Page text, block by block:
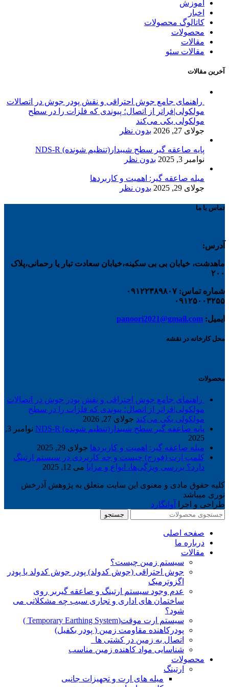
آموزش
اخبار
کاتالوگ محصولات
محصولات
مقالات
مقالات سئو
آخرین مقالات
راهنمای جامع جوش احتراقی و نقش پودر جوش در اتصالات
مولکولی|فراتر از اتصال؛ پیوندی که فلزات را در سطح
مولکولی یکی می‌کند
جولای 27, 2026
بدون نظر
پایه صاعقه گیر سطح شیبدار(تنظیم شونده) NDS-R
نوامبر 3, 2025
بدون نظر
میله صاعقه گیر: اهمیت و کاربردها
جولای 29, 2025
بدون نظر
تماس با ما
آدرس:
ماهدشت، خیابان بی بی سکینه،خیابان سعادت تبار یا رحمانی،پلاک
۲۰۰
شماره تماس: ۰۹۱۲۲۳۸۹۸۰۷
۰۹۱۲۵۰۰۳۲۵۵
ایمیل: panoori2021@gmail.com
محل کارخانه در نقشه
محصولات
راهنمای جامع جوش احتراقی و نقش پودر جوش در اتصالات
مولکولی|فراتر از اتصال؛ پیوندی که فلزات را در سطح
مولکولی یکی می‌کند جولای 27, 2026
پایه صاعقه گیر سطح شیبدار(تنظیم شونده) NDS-R
نوامبر 3,
2025
میله صاعقه گیر: اهمیت و کاربردها جولای 29, 2025
کلمپ ارت (فورج) چیست و چه کاربردی در سیستم ارتینگ
دارد؟ بررسی ویژگی‌ها، انواع و مزایا می 12, 2025
کلیه حقوق مادی و معنوی این سایت متعلق به پژوهش آذرخش
نوری میباشد
طراحی و اجرا
آوانگارد
جستجو
صفحه اصلی
درباره ما
مقالات
سیستم زمین چیست؟
جوش احتراقی (جوش کدولد) پودر جوش کدولد یا پودر
اگزوترمیک
عدم وجود سیستم ارتینگ و صاعقه گیربر روی
ساختمان های اداری و تجاری سبب چه مشکلاتی می
شود؟
سیستم ارت موقت(Temporary Earthing System )
پودرکاهنده مقاومت زمین ( پودر بکفیل)
اتصال به زمین در کشتی ها
شناسایی مواد کاهنده زمین مناسب
محصولات
ارتینگ
میله های ارت و تجهیزات جانبی